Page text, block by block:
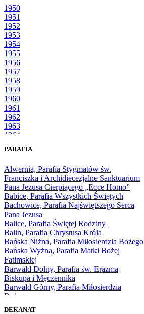
1950
1951
1952
1953
1954
1955
1956
1957
1958
1959
1960
1961
1962
1963
1964
1966
1968
1969
1970
1971
1972
1973
1974
1975
1976
1977
1978
1979
1980
1981
1983
PARAFIA
Alwernia, Parafia Stygmatów św.
Franciszka i Archidiecezjalne Sanktuarium
Pana Jezusa Cierpiącego „Ecce Homo”
Babice, Parafia Wszystkich Świętych
Bachowice, Parafia Najświętszego Serca
Pana Jezusa
Balice, Parafia Świętej Rodziny
Balin, Parafia Chrystusa Króla
Bańska Niżna, Parafia Miłosierdzia Bożego
Bańska Wyżna, Parafia Matki Bożej
Fatimskiej
Barwałd Dolny, Parafia św. Erazma
Biskupa i Męczennika
Barwałd Górny, Parafia Miłosierdzia
Bożego
DEKANAT